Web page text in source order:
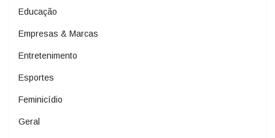
Educação
Empresas & Marcas
Entretenimento
Esportes
Feminicídio
Geral